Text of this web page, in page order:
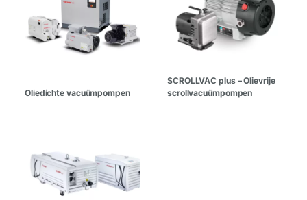
Oliedichte vacuümpompen
SCROLLVAC plus – Olievrije
scrollvacuümpompen